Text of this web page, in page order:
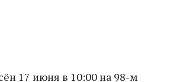
17 июня в 10:00 на 98-м